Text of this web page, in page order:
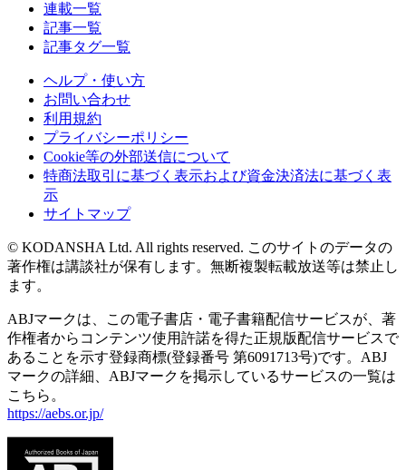
連載一覧
記事一覧
記事タグ一覧
ヘルプ・使い方
お問い合わせ
利用規約
プライバシーポリシー
Cookie等の外部送信について
特商法取引に基づく表示および資金決済法に基づく表
示
サイトマップ
© KODANSHA Ltd. All rights reserved. このサイトのデータの
著作権は講談社が保有します。無断複製転載放送等は禁止し
ます。
ABJマークは、この電子書店・電子書籍配信サービスが、著
作権者からコンテンツ使用許諾を得た正規版配信サービスで
あることを示す登録商標(登録番号 第6091713号)です。ABJ
マークの詳細、ABJマークを掲示しているサービスの一覧は
こちら。
https://aebs.or.jp/